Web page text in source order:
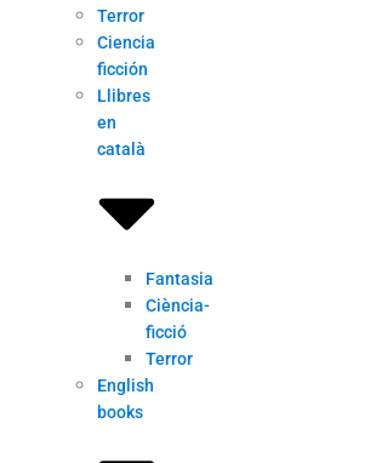
Terror
Ciencia
ficción
Llibres
en
català
Fantasia
Ciència-
ficció
Terror
English
books